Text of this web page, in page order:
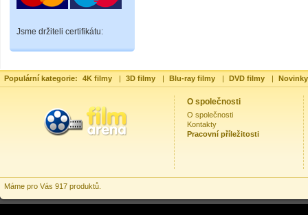
Jsme držiteli certifikátu:
Populární kategorie: 4K filmy | 3D filmy | Blu-ray filmy | DVD filmy |
O společnosti
O společnosti
Kontakty
Pracovní příležitosti
Máme pro Vás 917 produktů.